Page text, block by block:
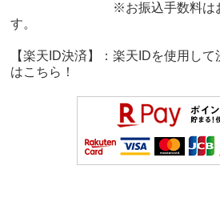
※お振込手数料はお客様
す。
【楽天ID決済】：楽天IDを使用し
はこちら！